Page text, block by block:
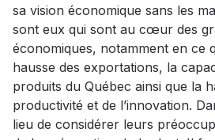
sa vision économique sans les
sont eux qui sont au cœur des
économiques, notamment en ce
hausse des exportations, la
produits du Québec ainsi que la
productivité et de l’innovation.
lieu de considérer leurs